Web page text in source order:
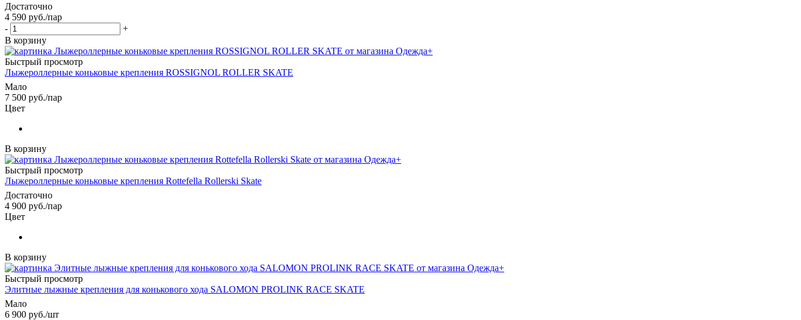
Достаточно
4 590 руб./пар
-
+
В корзину
Быстрый просмотр
Лыжероллерные коньковые крепления ROSSIGNOL ROLLER SKATE
Мало
7 500 руб./пар
Цвет
В корзину
Быстрый просмотр
Лыжероллерные коньковые крепления Rottefella Rollerski Skate
Достаточно
4 900 руб./пар
Цвет
В корзину
Быстрый просмотр
Элитные лыжные крепления для конькового хода SALOMON PROLINK RACE SKATE
Мало
6 900 руб./шт